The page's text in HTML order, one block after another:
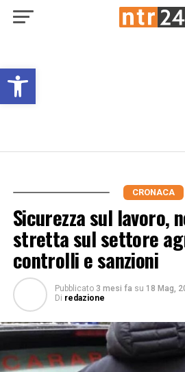
Open toolbar
CRONACA
Sicurezza sul lavoro,
stretta sul settore
controlli e sanzioni
Pubblicato 3 mesi fa su 18 Mag,
Di redazione